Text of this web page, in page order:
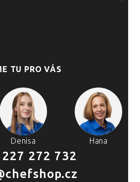
TU PRO VÁS
Denisa Hana
272 732